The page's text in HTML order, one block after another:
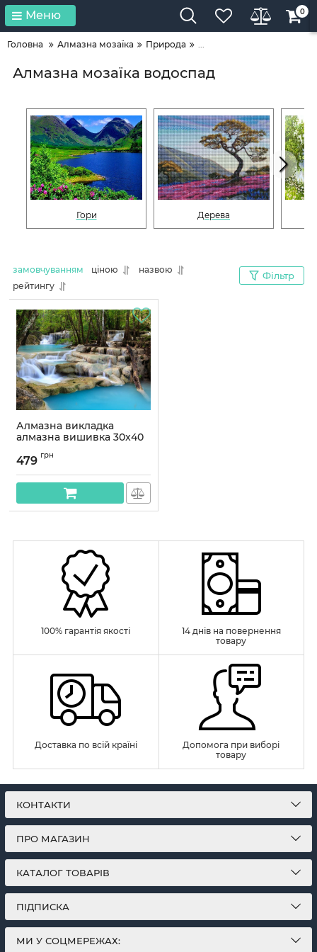
Меню 0
Головна Алмазна мозаїка Природа ...
Алмазна мозаїка водоспад
Гори Дерева
замовчуванням ціною
назвою
рейтингу
Фільтр
Алмазна викладка
алмазна вишивка 30x40
Артикул:
479 грн
100% гарантія якості
14 днів на повернення
товару
Доставка по всій країні
Допомога при виборі
товару
КОНТАКТИ
ПРО МАГАЗИН
КАТАЛОГ ТОВАРІВ
ПІДПИСКА
МИ У СОЦМЕРЕЖАХ: